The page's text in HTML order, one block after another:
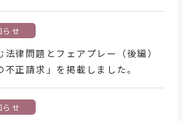
らせ
律問題とフェアプレー（後編）
正請求」を掲載しました。
らせ